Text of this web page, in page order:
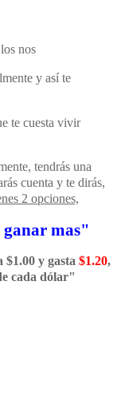
nos
y así te
te cuesta vivir
tendrás una
cuenta y te dirás,
2 opciones,
mas"
$1.00 y gasta $1.20,
cada dólar"